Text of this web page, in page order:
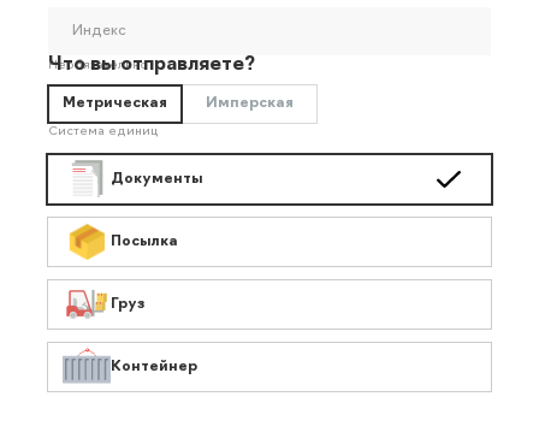
Индекс
Необязательно
Что вы отправляете?
Метрическая Имперская
Система единиц
Документы
Посылка
Груз
Контейнер